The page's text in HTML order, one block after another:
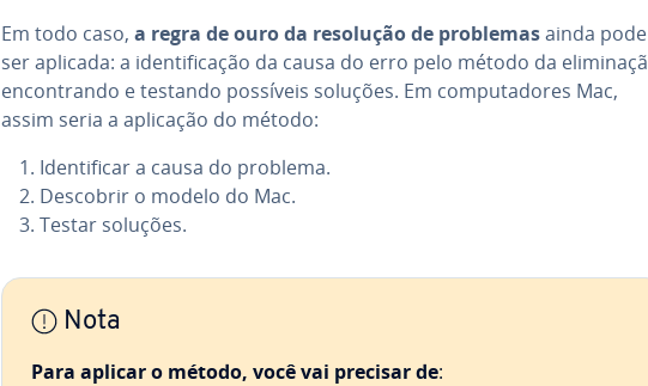
Em todo caso, a regra de ouro da resolução de problemasainda pode
ser aplicada: a iden­ti­fi­ca­ção da causa do erro pelo método da
en­con­trando e testando possíveis soluções. Em com­pu­ta­do­res Mac,
assim seria a aplicação do método:
Iden­ti­fi­car a causa do problema.
Descobrir o modelo do Mac.
Testar soluções.
Nota
Para aplicar o método, você vai precisar de: